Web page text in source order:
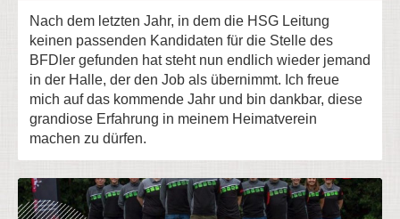
Nach dem letzten Jahr, in dem die HSG Leitung
keinen passenden Kandidaten für die Stelle des
BFDler gefunden hat steht nun endlich wieder jemand
in der Halle, der den Job als übernimmt. Ich freue
mich auf das kommende Jahr und bin dankbar, diese
grandiose Erfahrung in meinem Heimatverein
machen zu dürfen.